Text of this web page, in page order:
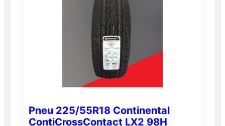
Pneu 225/55R18 Continental
ContiCrossContact LX2 98H